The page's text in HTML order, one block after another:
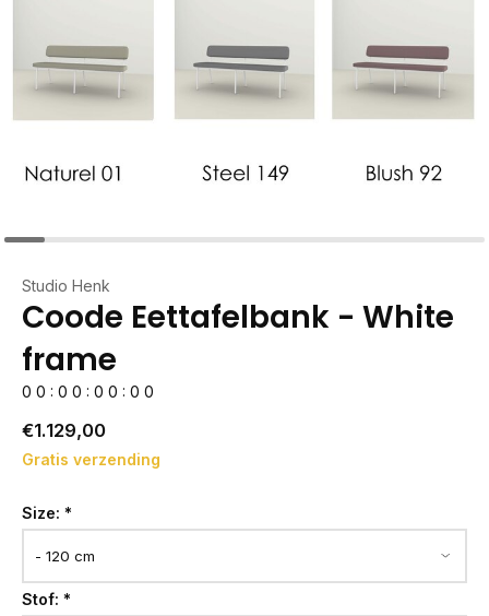
Studio Henk
Coode Eettafelbank - White
frame
0 0 : 0 0 : 0 0 : 0 0
€1.129,00
Gratis verzending
Size: *
Stof: *